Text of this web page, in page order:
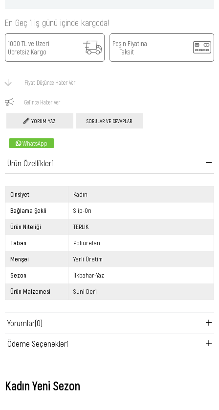
En Geç 1 iş günü içinde kargoda!
1000 TL ve Üzeri
Ücretsiz Kargo
Peşin Fiyatına
Taksit
Fiyat Düşünce Haber Ver
Gelince Haber Ver
YORUM YAZ SORULAR VE CEVAPLAR
WhatsApp
Ürün Özellikleri
Cinsiyet Kadın
Bağlama Şekli Slip-On
Ürün Niteliği TERLİK
Taban Poliüretan
Menşei Yerli Üretim
Sezon İlkbahar-Yaz
Ürün Malzemesi Suni Deri
Yorumlar(0)
Ödeme Seçenekleri
Kadın Yeni Sezon